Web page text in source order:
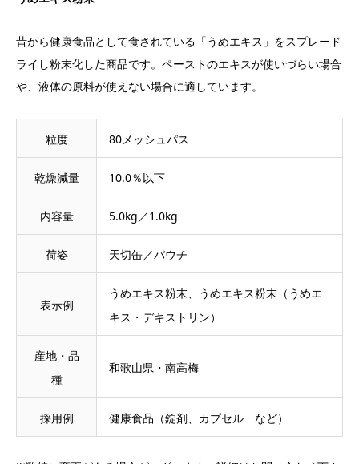
昔から健康食品として食されている「うめエキス」をスプレード
ライし粉末化した商品です。ペーストのエキスが使いづらい場合
や、液体の原料が使えない場合に適しています。
粒度 80メッシュパス
乾燥減量 10.0％以下
内容量 5.0kg／1.0kg
荷姿 天切缶／パウチ
表示例
うめエキス粉末、うめエキス粉末（うめエ
キス・デキストリン）
産地・品
種
和歌山県・南高梅
採用例 健康食品（錠剤、カプセル など）